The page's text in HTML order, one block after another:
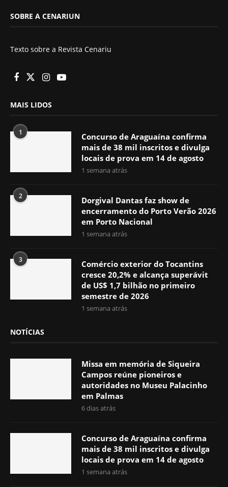
SOBRE A CENARIUN
Texto sobre a Revista Cenariu
MAIS LIDOS
1
Concurso de Araguaína confirma
mais de 38 mil inscritos e divulga
locais de prova em 14 de agosto
1 semana atrás
2
Dorgival Dantas faz show de
encerramento do Porto Verão 2026
em Porto Nacional
1 semana atrás
3
Comércio exterior do Tocantins
cresce 20,2% e alcança superávit
de US$ 1,7 bilhão no primeiro
semestre de 2026
1 semana atrás
NOTÍCIAS
Missa em memória de Siqueira
Campos reúne pioneiros e
autoridades no Museu Palacinho
em Palmas
6 dias atrás
Concurso de Araguaína confirma
mais de 38 mil inscritos e divulga
locais de prova em 14 de agosto
1 semana atrás